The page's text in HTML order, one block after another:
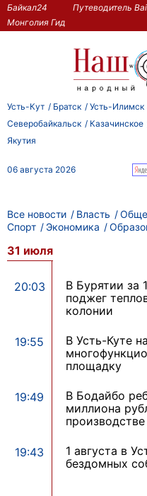
Байкал24 Путеводитель
Монголия Гид
Усть-Кут Братск Усть-Илимск
Северобайкальск
Казачинское
Якутия
06 августа 2026
Все новости Власть
Спорт
Экономика
31 июля
20:03
В Бурятии за
поджег
колонии
19:55
В Усть-Куте
площадку
19:49
В Бодайбо
миллиона
производстве
19:43
1 августа в
бездомных